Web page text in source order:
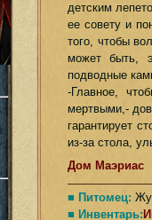
детским
ее совету и
того, чтобы
может быть,
подводные
-Главное,
мертвыми,-
гарантирует
из-за стола,
Дом Маэриас
■ Питомец:
■ Инвентарь: